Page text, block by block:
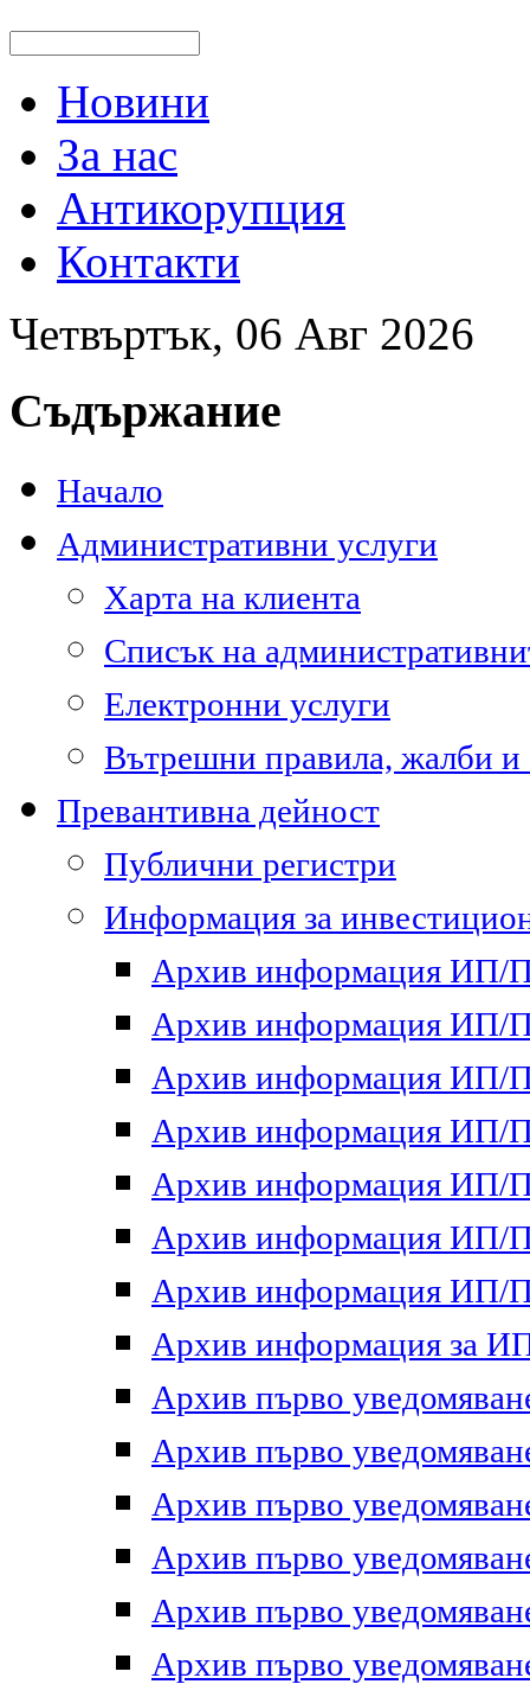
Новини
За нас
Антикорупция
Контакти
Четвъртък, 06 Авг 2026
Съдържание
Начало
Административни услуги
Харта на клиента
Списък на
Електронни услуги
Вътрешни правила, жалби и
Превантивна дейност
Публични регистри
Информация за
Архив информация ИП/
Архив информация ИП/
Архив информация ИП/
Архив информация ИП/
Архив информация ИП/
Архив информация ИП/
Архив информация ИП/
Архив информация за
Архив първо
Архив първо
Архив първо
Архив първо
Архив първо
Архив първо